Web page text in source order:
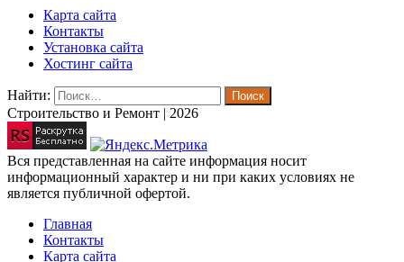
Карта сайта
Контакты
Установка сайта
Хостинг сайта
Найти:
Строительство и Ремонт | 2026
Вся представленная на сайте информация носит
информационный характер и ни при каких условиях не
является публичной офертой.
Главная
Контакты
Карта сайта